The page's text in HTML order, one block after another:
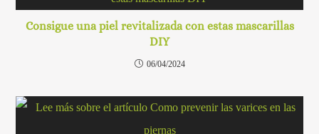
Consigue una piel revitalizada con estas mascarillas
DIY
06/04/2024